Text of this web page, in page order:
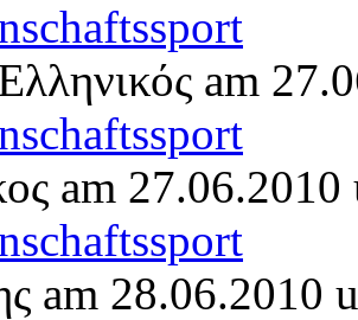
am
am
am 28.06.2010